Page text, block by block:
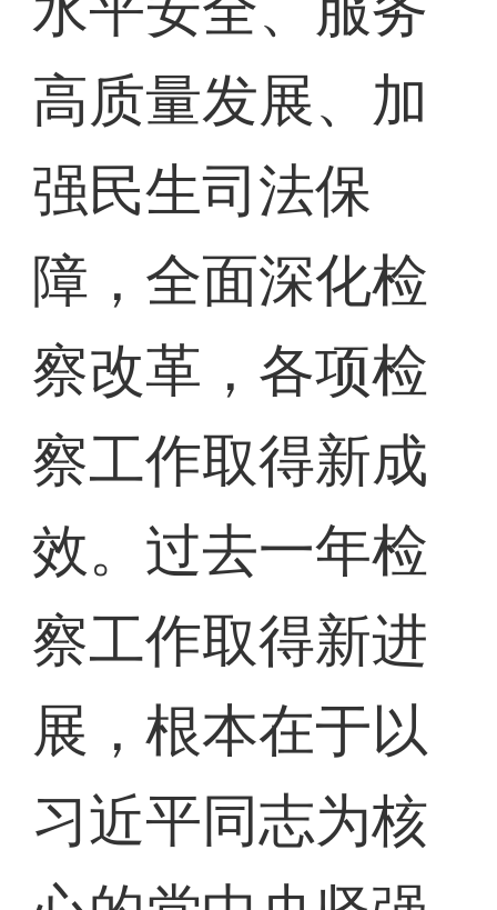
高质量发展、加
强民生司法保
障，全面深化检
察改革，各项检
察工作取得新成
效。过去一年检
察工作取得新进
展，根本在于以
习近平同志为核